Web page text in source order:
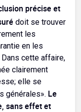
précise et
doit se trouver
les
en les
Dans cette affaire,
clairement
elle se
générales». Le
sans effet et